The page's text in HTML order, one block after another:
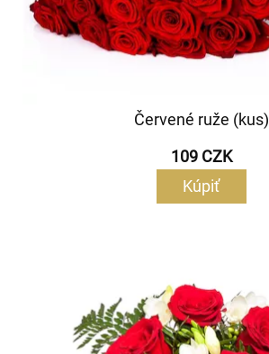
Červené ruže (kus)
109 CZK
Kúpiť